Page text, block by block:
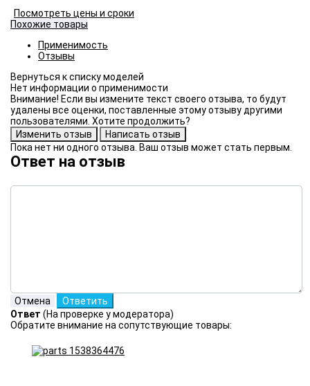
Посмотреть цены и сроки
Похожие товары
Применимость
Отзывы
Нет информации о применимости
Внимание! Если вы измените текст своего отзыва, то будут
удалены все оценки, поставленные этому отзыву другими
пользователями. Хотите продолжить?
Пока нет ни одного отзыва. Ваш отзыв может стать первым.
Ответ на отзыв
Ответ (На проверке у модератора)
Обратите внимание на сопутствующие товары: